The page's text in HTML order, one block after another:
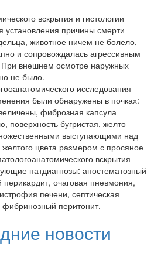
вскрытия и гистологии
установления причины смерти
животное ничем не болело,
и сопровождалась агрессивным
При внешнем осмотре наружных
не было.
исследования
были обнаружены в почках:
фиброзная капсула
поверхность бугристая, желто-
выступающими над
цвета размером с просяное
вскрытия
патдиагнозы: апостематозный
очаговая пневмония,
печени, септическая
фибринозный перитонит.
новости